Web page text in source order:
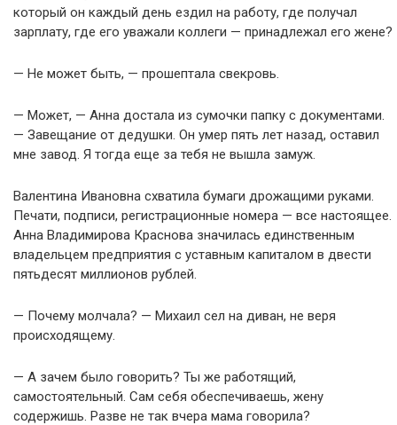
который он каждый день ездил на работу, где получал
зарплату, где его уважали коллеги — принадлежал его жене?
— Не может быть, — прошептала свекровь.
— Может, — Анна достала из сумочки папку с документами.
— Завещание от дедушки. Он умер пять лет назад, оставил
мне завод. Я тогда еще за тебя не вышла замуж.
Валентина Ивановна схватила бумаги дрожащими руками.
Печати, подписи, регистрационные номера — все настоящее.
Анна Владимирова Краснова значилась единственным
владельцем предприятия с уставным капиталом в двести
пятьдесят миллионов рублей.
— Почему молчала? — Михаил сел на диван, не веря
происходящему.
— А зачем было говорить? Ты же работящий,
самостоятельный. Сам себя обеспечиваешь, жену
содержишь. Разве не так вчера мама говорила?